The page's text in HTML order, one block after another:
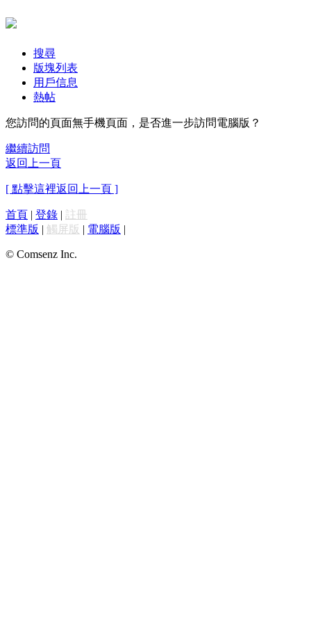
搜尋
版塊列表
用戶信息
熱帖
您訪問的頁面無手機頁面，是否進一步訪問電腦版？
繼續訪問
返回上一頁
[ 點擊這裡返回上一頁 ]
首頁 | 登錄 | 註冊
標準版 | 觸屏版 | 電腦版 |
© Comsenz Inc.